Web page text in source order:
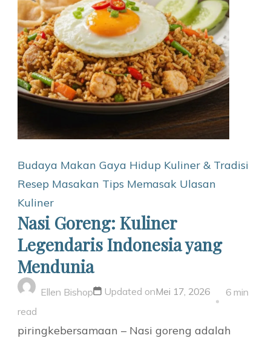
Budaya Makan Gaya Hidup Kuliner & Tradisi
Resep Masakan Tips Memasak Ulasan
Kuliner
Nasi Goreng: Kuliner
Legendaris Indonesia yang
Mendunia
Ellen Bishop Updated onMei 17, 2026
6 min
read
piringkebersamaan – Nasi goreng adalah